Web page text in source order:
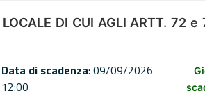
DI CUI AGLI ARTT. 72
Data di scadenza: 09/09/2026
12:00